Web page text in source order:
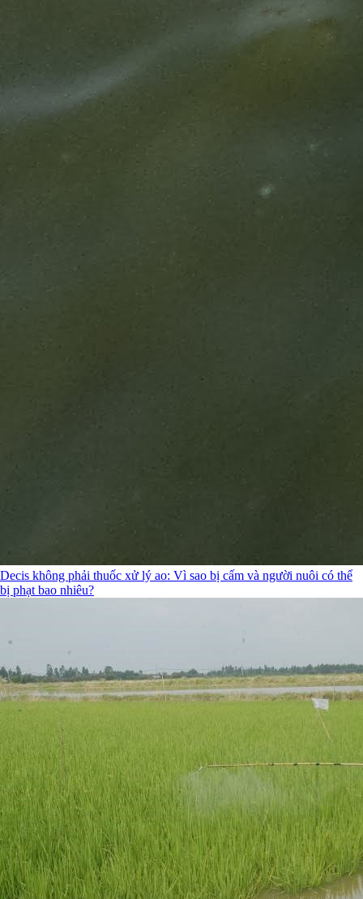
Decis không phải thuốc xử lý ao: Vì sao bị cấm và người nuôi có thể
bị phạt bao nhiêu?